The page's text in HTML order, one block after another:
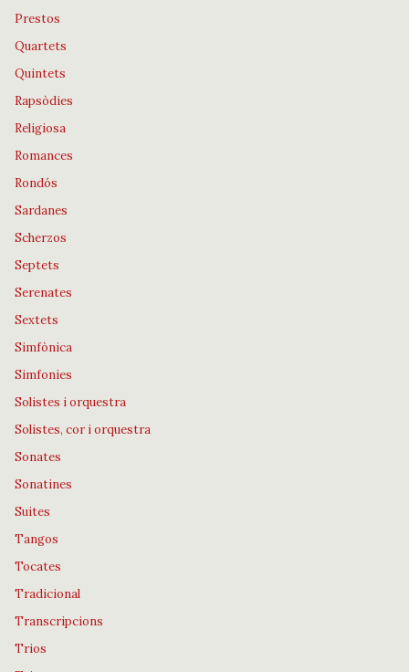
Prestos
Quartets
Quintets
Rapsòdies
Religiosa
Romances
Rondós
Sardanes
Scherzos
Septets
Serenates
Sextets
Simfònica
Simfonies
Solistes i orquestra
Solistes, cor i orquestra
Sonates
Sonatines
Suites
Tangos
Tocates
Tradicional
Transcripcions
Trios